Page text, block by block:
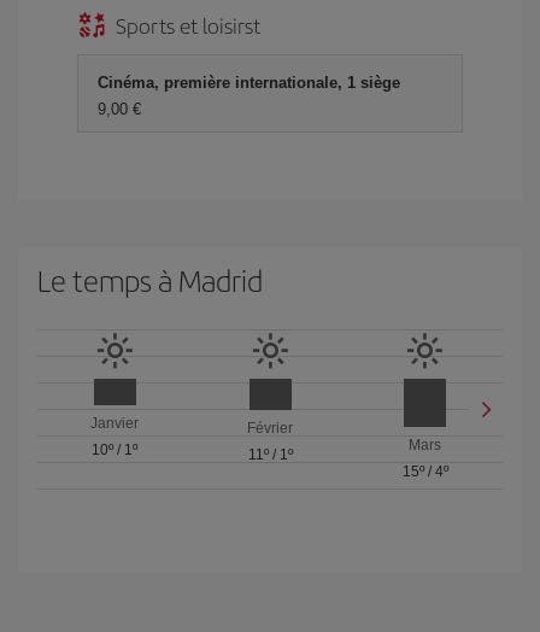
Sports et loisirst
Cinéma, première internationale, 1 siège
9,00 €
Le temps à Madrid
Janvier
10º / 1º
Février
11º/ 1º
Mars
15º/ 4º